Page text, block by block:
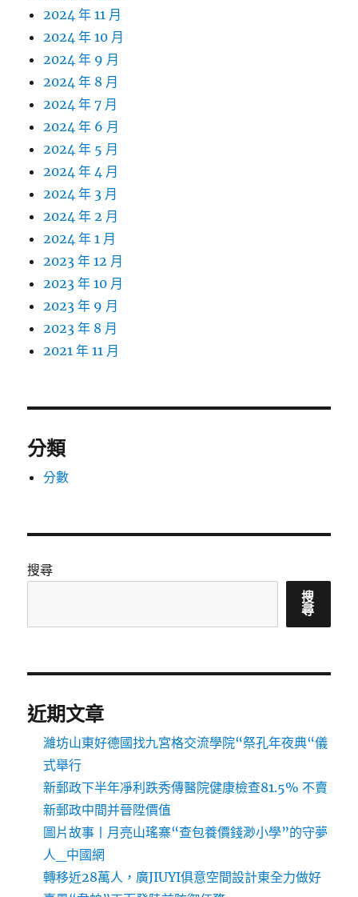
2024 年 11 月
2024 年 10 月
2024 年 9 月
2024 年 8 月
2024 年 7 月
2024 年 6 月
2024 年 5 月
2024 年 4 月
2024 年 3 月
2024 年 2 月
2024 年 1 月
2023 年 12 月
2023 年 10 月
2023 年 9 月
2023 年 8 月
2021 年 11 月
分類
分數
搜尋
搜
尋
近期文章
濰坊山東好德國找九宮格交流學院“祭孔年夜典“儀
式舉行
新郵政下半年凈利跌秀傳醫院健康檢查81.5% 不賣
新郵政中間并晉陞價值
圖片故事丨月亮山瑤寨“查包養價錢渺小學”的守夢
人_中國網
轉移近28萬人，廣JIUYI俱意空間設計東全力做好